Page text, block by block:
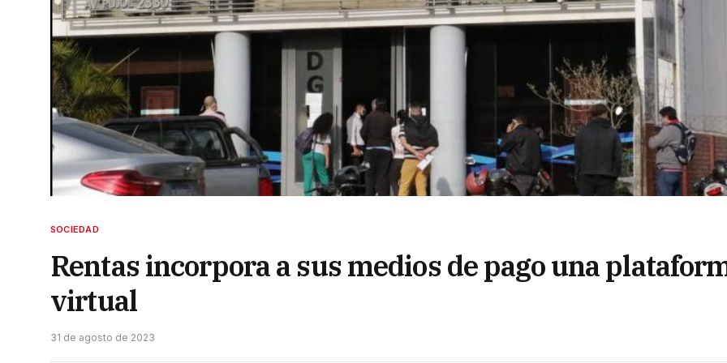
SOCIEDAD
Rentas incorpora a sus medios de pago una
virtual
31 de agosto de 2023